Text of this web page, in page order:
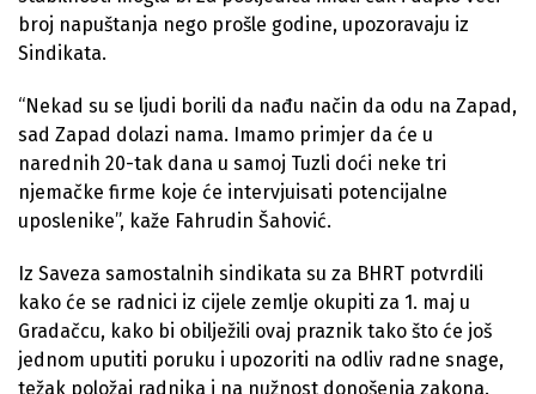
broj napuštanja nego prošle godine, upozoravaju iz
Sindikata.
“Nekad su se ljudi borili da nađu način da odu na Zapad,
sad Zapad dolazi nama. Imamo primjer da će u
narednih 20-tak dana u samoj Tuzli doći neke tri
njemačke firme koje će intervjuisati potencijalne
uposlenike”, kaže Fahrudin Šahović.
Iz Saveza samostalnih sindikata su za BHRT potvrdili
kako će se radnici iz cijele zemlje okupiti za 1. maj u
Gradačcu, kako bi obilježili ovaj praznik tako što će još
jednom uputiti poruku i upozoriti na odliv radne snage,
težak položaj radnika i na nužnost donošenja zakona.